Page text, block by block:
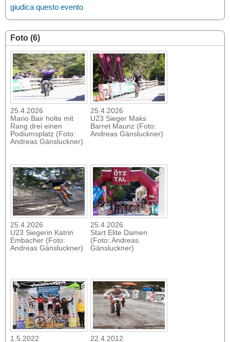
giudica questo evento
Foto (6)
25.4.2026
Mario Bair holte mit
Rang drei einen
Podiumsplatz (Foto:
Andreas Gänsluckner)
25.4.2026
U23 Sieger Maks
Barret Maunz (Foto:
Andreas Gänsluckner)
25.4.2026
U23 Siegerin Katrin
Embacher (Foto:
Andreas Gänsluckner)
25.4.2026
Start Elite Damen
(Foto: Andreas
Gänsluckner)
1.5.2022 22.4.2012